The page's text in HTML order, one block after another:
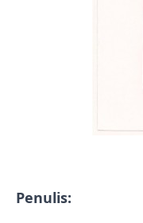
Penulis: